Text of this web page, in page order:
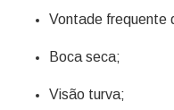
Vontade frequente
Boca seca;
Visão turva;